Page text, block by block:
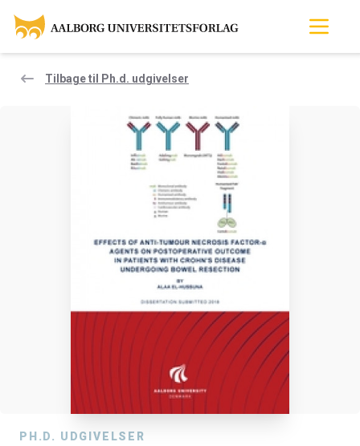
Tilbage til Ph.d. udgivelser
PH.D. UDGIVELSER